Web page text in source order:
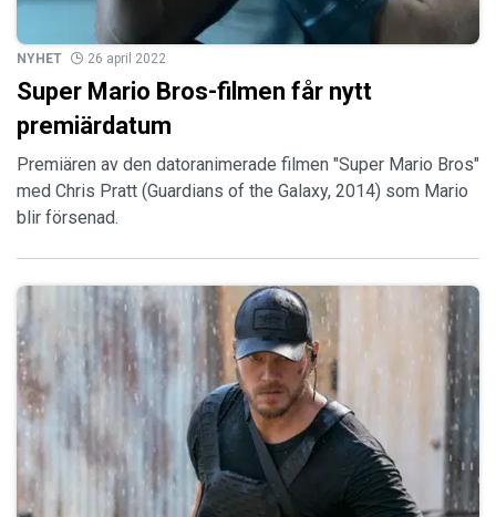
NYHET 26 april 2022
Super Mario Bros-filmen får nytt
premiärdatum
Premiären av den datoranimerade filmen "Super Mario Bros"
med Chris Pratt (Guardians of the Galaxy, 2014) som Mario
blir försenad.